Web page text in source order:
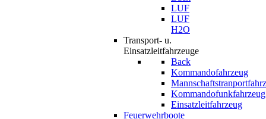
LUF
LUF
H2O
Transport- u.
Einsatzleitfahrzeuge
Back
Kommandofahrzeug
Kommandofunkfahrzeug
Einsatzleitfahrzeug
Feuerwehrboote